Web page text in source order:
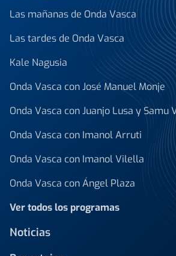
Las mañanas de Onda Vasca
Las tardes de Onda Vasca
Kale Nagusia
Onda Vasca con José Manuel Monje
Onda Vasca con Juanjo Lusa y Samu
Onda Vasca con Imanol Arruti
Onda Vasca con Imanol Vilella
Onda Vasca con Ángel Plaza
Ver todos los programas
Noticias